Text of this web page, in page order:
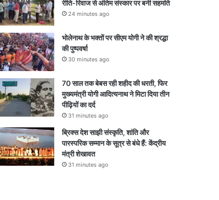
रीति-रिवाज से अंतिम संस्कार पर बनी सहमति
24 minutes ago
भोलेनाथ के भक्तों पर सीएम योगी ने की श्रद्धा
की पुष्पवर्षा
30 minutes ago
70 साल तक बेबस रही शहीद की धरती, फिर
मुख्यमंत्री योगी आदित्यनाथ ने मिटा दिया तीन
पीढ़ियों का दर्द
31 minutes ago
ब्रिक्स देश साझी संस्कृति, शांति और
पारस्परिक सम्मान के सूत्र से बंधे हैं: केंद्रीय
मंत्री शेखावत
31 minutes ago